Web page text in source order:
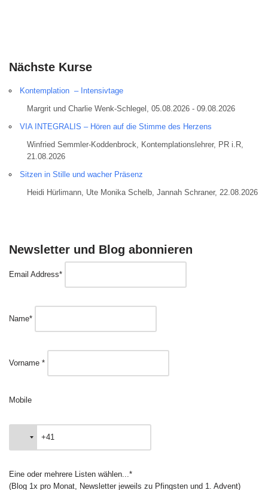
Nächste Kurse
Kontemplation – Intensivtage
Margrit und Charlie Wenk-Schlegel, 05.08.2026 - 09.08.2026
VIA INTEGRALIS – Hören auf die Stimme des Herzens
Winfried Semmler-Koddenbrock, Kontemplationslehrer, PR i.R,
21.08.2026
Sitzen in Stille und wacher Präsenz
Heidi Hürlimann, Ute Monika Schelb, Jannah Schraner, 22.08.2026
Newsletter und Blog abonnieren
Email Address*
Name*
Vorname *
Mobile
Eine oder mehrere Listen wählen...*
(Blog 1x pro Monat, Newsletter jeweils zu Pfingsten und 1. Advent)